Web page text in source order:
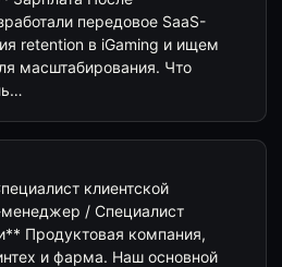
передовое SaaS-
retention в iGaming и ищем
масштабирования. Что
клиентской
/ Специалист
Продуктовая компания,
и фарма. Наш основной